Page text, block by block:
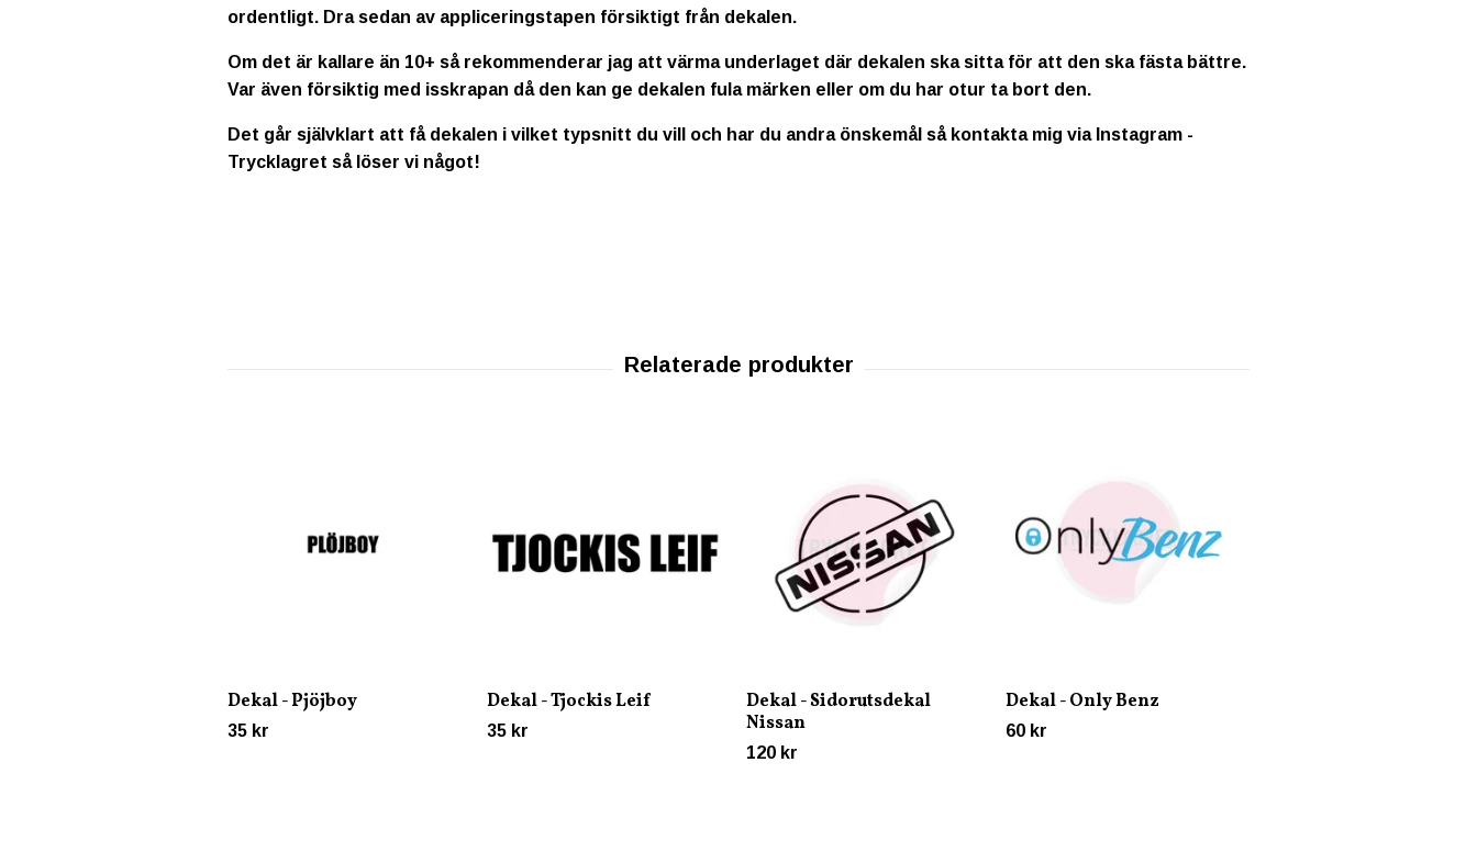
ordentligt. Dra sedan av appliceringstapen försiktigt från dekalen.
Om det är kallare än 10+ så rekommenderar jag att värma underlaget där dekalen ska sitta för att den ska fästa bättre.
Var även försiktig med isskrapan då den kan ge dekalen fula märken eller om du har otur ta bort den.
Det går självklart att få dekalen i vilket typsnitt du vill och har du andra önskemål så kontakta mig via Instagram -
Trycklagret så löser vi något!
Dekal - Pjöjboy
35 kr
Dekal - Tjockis Leif
35 kr
Dekal - Sidorutsdekal
Nissan
120 kr
Dekal - Only Benz
60 kr